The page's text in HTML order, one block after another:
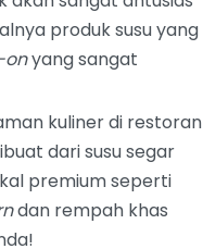
produk susu yang
onyang sangat
kuliner di restoran
dari susu segar
premium seperti
dan rempah khas